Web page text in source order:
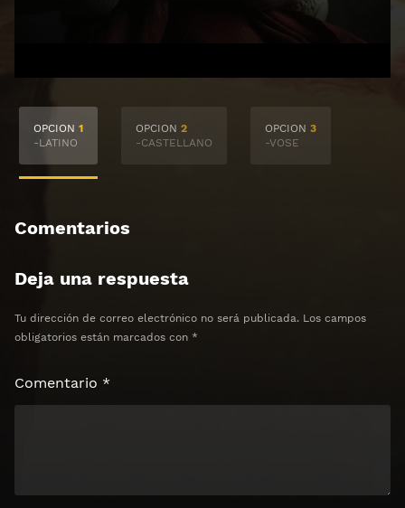
Haz clic 3 veces en el botón para desbloquear el
contenido
⏰ El acceso expira en 1 hora
OPCION 1
-LATINO
OPCION 2
-CASTELLANO
OPCION 3
-VOSE
Comentarios
Deja una respuesta
Tu dirección de correo electrónico no será publicada. Los campos
obligatorios están marcados con *
Comentario *